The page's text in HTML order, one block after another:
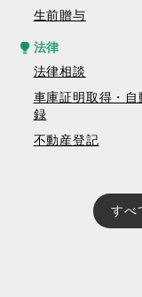
生前贈与
法律
法律相談
車庫証明取得・自
録
不動産登記
すべ